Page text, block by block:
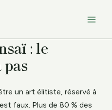
: le
pas
un art élitiste, réservé à
faux. Plus de 80 % des